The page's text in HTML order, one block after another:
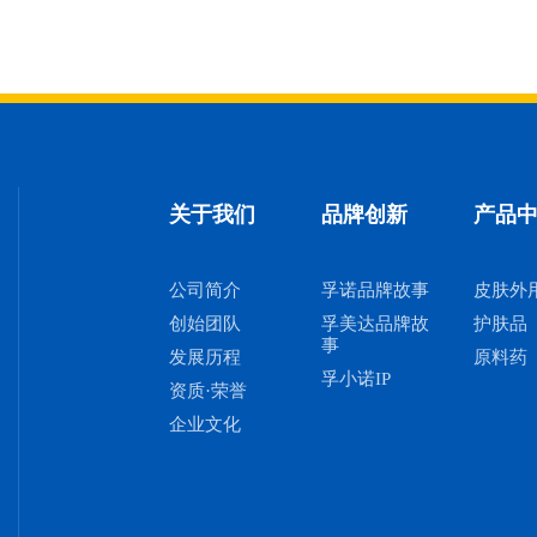
关于我们
公司简介
创始团队
发展历程
资质·荣誉
企业文化
品牌创新
孚诺品牌故事
孚美达品牌故
事
孚小诺IP
产品
皮肤外
护肤品
原料药